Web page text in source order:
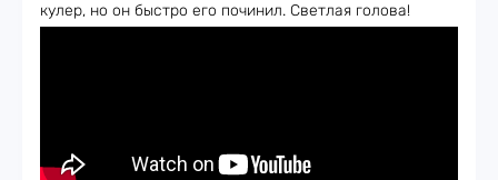
кулер, но он быстро его починил. Светлая голова!